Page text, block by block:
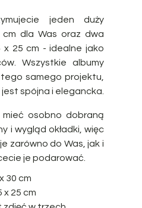
jeden duży
dla Was oraz dwa
x 25 cm - idealne jako
Wszystkie albumy
samego projektu,
spójna i elegancka.
mieć osobno dobraną
i wygląd okładki, więc
zarówno do Was, jak i
je podarować.
30 cm
x 25 cm